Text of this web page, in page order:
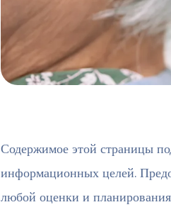
Содержимое этой страницы
информационных целей.
любой оценки и